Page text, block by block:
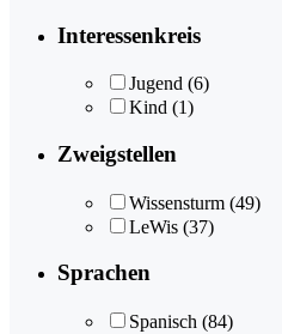
Interessenkreis
Jugend (6)
Kind (1)
Zweigstellen
Wissensturm (49)
LeWis (37)
Sprachen
Spanisch (84)